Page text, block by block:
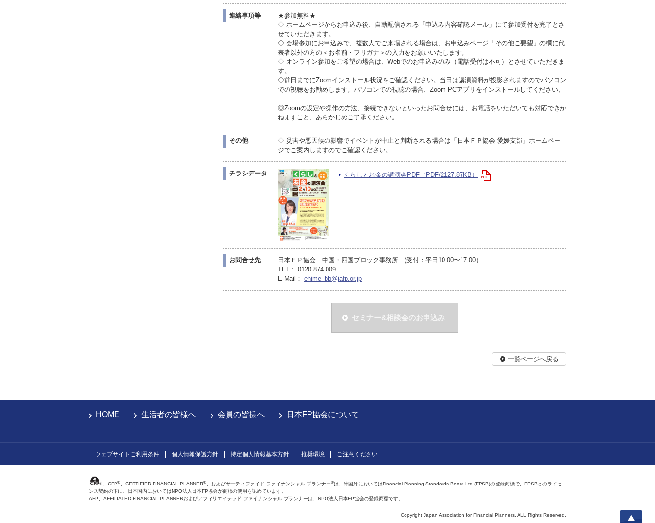
連絡事項等
★参加無料★
◇ ホームページからお申込み後、自動配信される「申込み内容確認メール」にて参加受付を完了とさ
せていただきます。
◇ 会場参加にお申込みで、複数人でご来場される場合は、お申込みページ「その他ご要望」の欄に代
表者以外の方の＜お名前・フリガナ＞の入力をお願いいたします。
◇ オンライン参加をご希望の場合は、Webでのお申込みのみ（電話受付は不可）とさせていただきま
す。
◇前日までにZoomインストール状況をご確認ください。当日は講演資料が投影されますのでパソコン
での視聴をお勧めします。パソコンでの視聴の場合、Zoom PCアプリをインストールしてください。
◎Zoomの設定や操作の方法、接続できないといったお問合せには、お電話をいただいても対応できか
ねますこと、あらかじめご了承ください。
その他
◇ 災害や悪天候の影響でイベントが中止と判断される場合は「日本ＦＰ協会 愛媛支部」ホームペー
ジでご案内しますのでご確認ください。
チラシデータ くらしとお金の講演会PDF（PDF/2127.87KB）
お問合せ先
日本ＦＰ協会 中国・四国ブロック事務所 (受付：平日10:00〜17:00）
TEL： 0120-874-009
E-Mail： ehime_bb@jafp.or.jp
セミナー&相談会のお申込み
一覧ページへ戻る
上へ
HOME 生活者の皆様へ 会員の皆様へ 日本FP協会について
ウェブサイトご利用条件 個人情報保護方針 特定個人情報基本方針 推奨環境 ご注意ください
、CFP® 、CERTIFIED FINANCIAL PLANNER® 、およびサーティファイド ファイナンシャル プランナー®は、米国外においてはFinancial Planning Standards Board Ltd.(FPSB)の登録商標で、FPSBとのライセ
ンス契約の下に、日本国内においてはNPO法人日本FP協会が商標の使用を認めています。
AFP、AFFILIATED FINANCIAL PLANNERおよびアフィリエイテッド ファイナンシャル プランナーは、NPO法人日本FP協会の登録商標です。
Copyright Japan Association for Financial Planners, ALL Rights Reserved.